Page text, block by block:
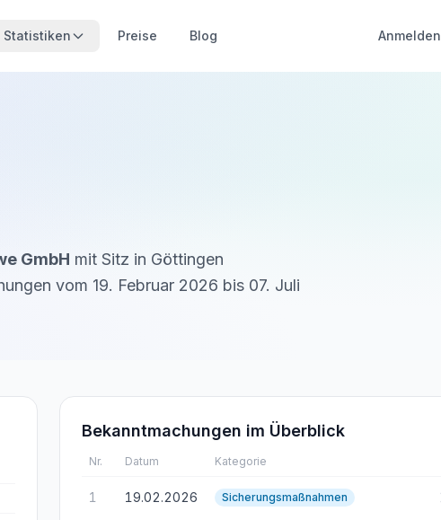
Statistiken Preise Blog Anmelden
GmbH mit Sitz in Göttingen
en vom 19. Februar 2026 bis 07. Juli
Bekanntmachungen im Überblick
Nr. Datum Kategorie
1 19.02.2026 Sicherungsmaßnahmen